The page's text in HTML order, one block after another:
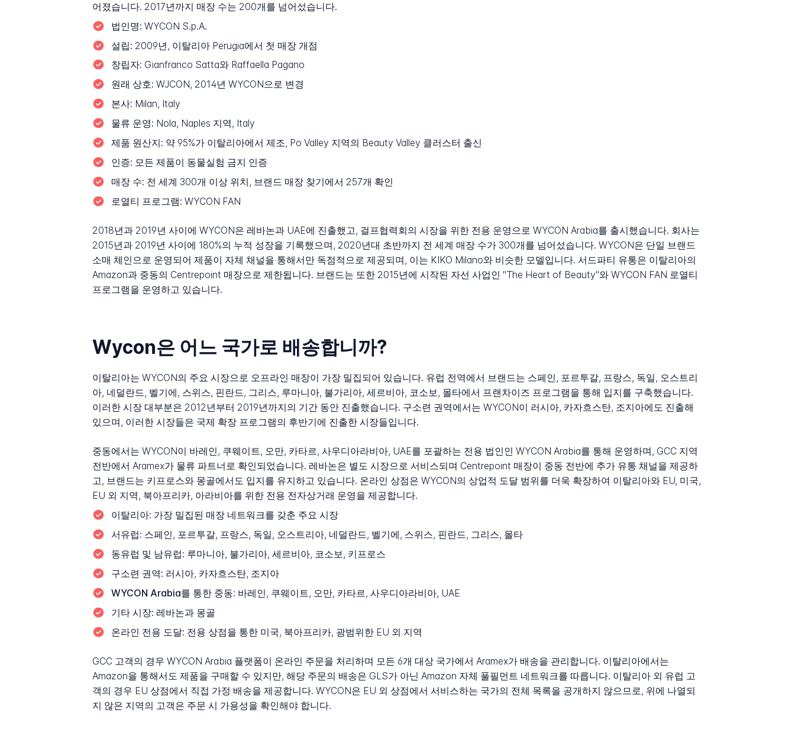
어졌습니다. 2017년까지 매장 수는 200개를 넘어섰습니다.
법인명: WYCON S.p.A.
설립: 2009년, 이탈리아 Perugia에서 첫 매장 개점
창립자: Gianfranco Satta와 Raffaella Pagano
원래 상호: WJCON, 2014년 WYCON으로 변경
본사: Milan, Italy
물류 운영: Nola, Naples 지역, Italy
제품 원산지: 약 95%가 이탈리아에서 제조, Po Valley 지역의 Beauty Valley 클러스터 출신
인증: 모든 제품이 동물실험 금지 인증
매장 수: 전 세계 300개 이상 위치, 브랜드 매장 찾기에서 257개 확인
로열티 프로그램: WYCON FAN
2018년과 2019년 사이에 WYCON은 레바논과 UAE에 진출했고, 걸프협력회의 시장을 위한 전용 운영으로 WYCON Arabia를 출시했습니다. 회사는
2015년과 2019년 사이에 180%의 누적 성장을 기록했으며, 2020년대 초반까지 전 세계 매장 수가 300개를 넘어섰습니다. WYCON은 단일 브랜드
소매 체인으로 운영되어 제품이 자체 채널을 통해서만 독점적으로 제공되며, 이는 KIKO Milano와 비슷한 모델입니다. 서드파티 유통은 이탈리아의
Amazon과 중동의 Centrepoint 매장으로 제한됩니다. 브랜드는 또한 2015년에 시작된 자선 사업인 "The Heart of Beauty"와 WYCON FAN 로열티
프로그램을 운영하고 있습니다.
Wycon은 어느 국가로 배송합니까?
이탈리아는 WYCON의 주요 시장으로 오프라인 매장이 가장 밀집되어 있습니다. 유럽 전역에서 브랜드는 스페인, 포르투갈, 프랑스, 독일, 오스트리
아, 네덜란드, 벨기에, 스위스, 핀란드, 그리스, 루마니아, 불가리아, 세르비아, 코소보, 몰타에서 프랜차이즈 프로그램을 통해 입지를 구축했습니다.
이러한 시장 대부분은 2012년부터 2019년까지의 기간 동안 진출했습니다. 구소련 권역에서는 WYCON이 러시아, 카자흐스탄, 조지아에도 진출해
있으며, 이러한 시장들은 국제 확장 프로그램의 후반기에 진출한 시장들입니다.
중동에서는 WYCON이 바레인, 쿠웨이트, 오만, 카타르, 사우디아라비아, UAE를 포괄하는 전용 법인인 WYCON Arabia를 통해 운영하며, GCC 지역
전반에서 Aramex가 물류 파트너로 확인되었습니다. 레바논은 별도 시장으로 서비스되며 Centrepoint 매장이 중동 전반에 추가 유통 채널을 제공하
고, 브랜드는 키프로스와 몽골에서도 입지를 유지하고 있습니다. 온라인 상점은 WYCON의 상업적 도달 범위를 더욱 확장하여 이탈리아와 EU, 미국,
EU 외 지역, 북아프리카, 아라비아를 위한 전용 전자상거래 운영을 제공합니다.
이탈리아: 가장 밀집된 매장 네트워크를 갖춘 주요 시장
서유럽: 스페인, 포르투갈, 프랑스, 독일, 오스트리아, 네덜란드, 벨기에, 스위스, 핀란드, 그리스, 몰타
동유럽 및 남유럽: 루마니아, 불가리아, 세르비아, 코소보, 키프로스
구소련 권역: 러시아, 카자흐스탄, 조지아
WYCON Arabia를 통한 중동: 바레인, 쿠웨이트, 오만, 카타르, 사우디아라비아, UAE
기타 시장: 레바논과 몽골
온라인 전용 도달: 전용 상점을 통한 미국, 북아프리카, 광범위한 EU 외 지역
GCC 고객의 경우 WYCON Arabia 플랫폼이 온라인 주문을 처리하며 모든 6개 대상 국가에서 Aramex가 배송을 관리합니다. 이탈리아에서는
Amazon을 통해서도 제품을 구매할 수 있지만, 해당 주문의 배송은 GLS가 아닌 Amazon 자체 풀필먼트 네트워크를 따릅니다. 이탈리아 외 유럽 고
객의 경우 EU 상점에서 직접 가정 배송을 제공합니다. WYCON은 EU 외 상점에서 서비스하는 국가의 전체 목록을 공개하지 않으므로, 위에 나열되
지 않은 지역의 고객은 주문 시 가용성을 확인해야 합니다.